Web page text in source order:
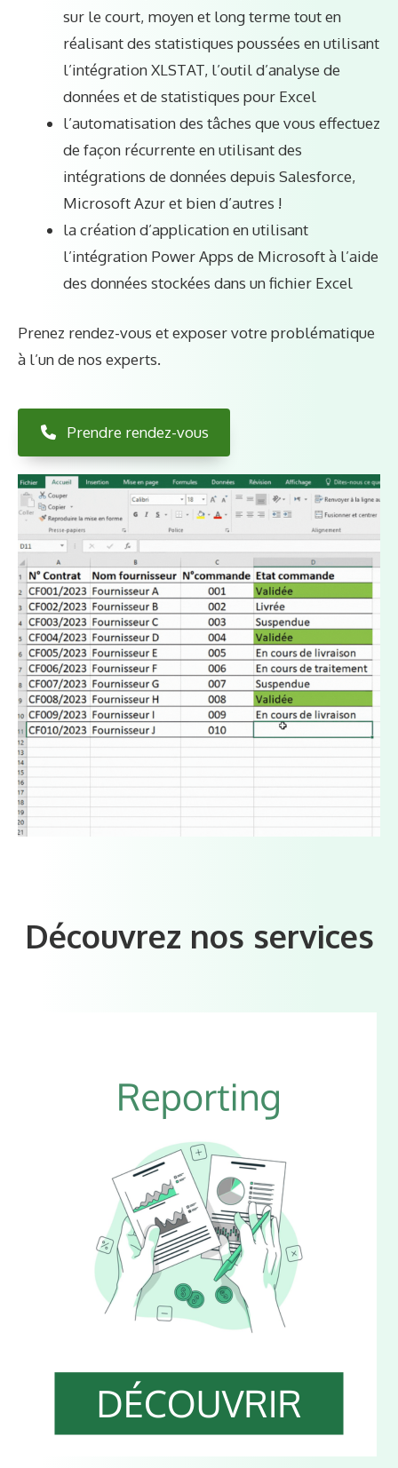
sur le court, moyen et long terme tout en
réalisant des statistiques poussées en utilisant
l’intégration XLSTAT, l’outil d’analyse de
données et de statistiques pour Excel
l’automatisation des tâches que vous effectuez
de façon récurrente en utilisant des
intégrations de données depuis Salesforce,
Microsoft Azur et bien d’autres !
la création d’application en utilisant
l’intégration Power Apps de Microsoft à l’aide
des données stockées dans un fichier Excel
Prenez rendez-vous et exposer votre problématique
à l’un de nos experts.
Prendre rendez-vous
Découvrez nos services